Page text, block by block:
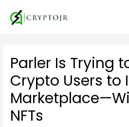
Parler Is Trying
Crypto Users to
NFTs